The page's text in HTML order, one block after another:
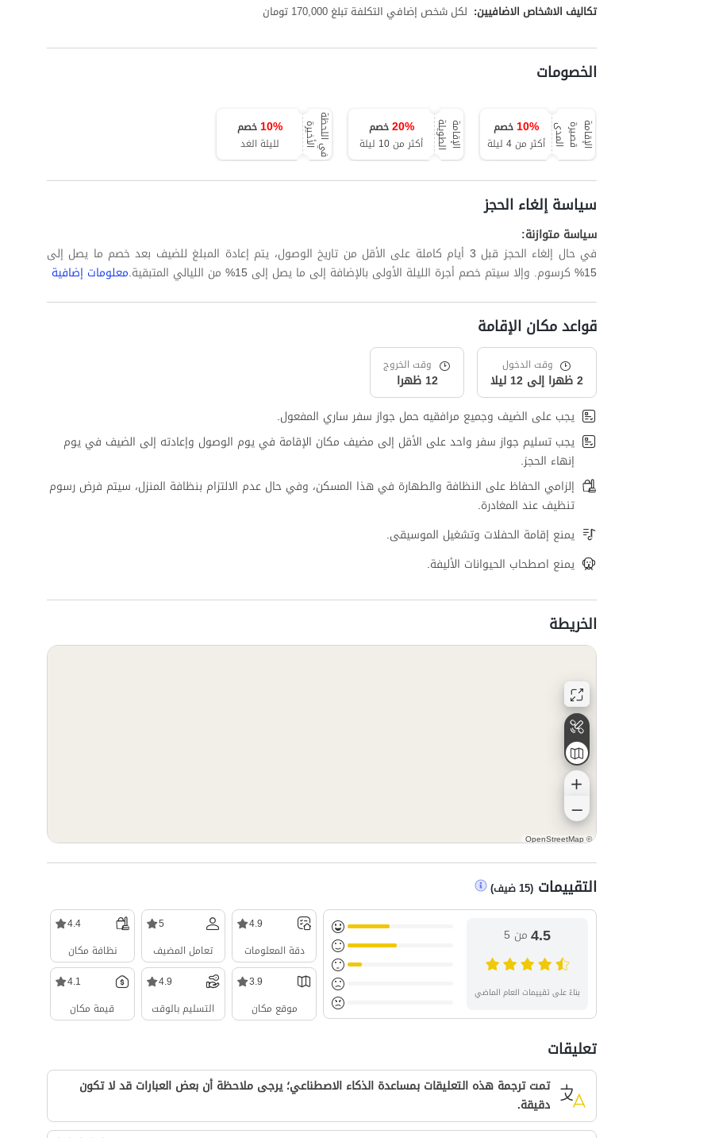
تكاليف الاشخاص الاضافيين: لكل شخص إضافي التكلفة تبلغ 170,000 تومان
الخصومات
ا
ل
إ
ق
ا
م
ة
ق
ص
ي
ر
ة
ا
ل
م
د ى 10%
خصم
أكثر من 4 ليلة
ا
ل
إ
ق
ا
م
ة
ا
ل
ط
و
ي
لة 20%
خصم
أكثر من 10 ليلة
ف
ي
ا
ل
ل
ح
ظ
ة
ا
ل
أ
خ
ي
رة 10%
خصم
لليلة الغد
سياسة إلغاء الحجز
سياسة متوازنة:
في حال إلغاء الحجز قبل 3 أيام كاملة على الأقل من تاريخ الوصول، يتم إعادة المبلغ للضيف بعد خصم ما يصل إلى
15% كرسوم. وإلا سيتم خصم أجرة الليلة الأولى بالإضافة إلى ما يصل إلى 15% من الليالي المتبقية.
معلومات إضافية
قواعد مكان الإقامة
وقت الدخول
2 ظهرا إلى 12 ليلا
وقت الخروج
12 ظهرا
يجب على الضيف وجميع مرافقيه حمل جواز سفر ساري المفعول.
يجب تسليم جواز سفر واحد على الأقل إلى مضيف مكان الإقامة في يوم الوصول وإعادته إلى الضيف في يوم
إنهاء الحجز.
إلزامي الحفاظ على النظافة والطهارة في هذا المسكن، وفي حال عدم الالتزام بنظافة المنزل، سيتم فرض رسوم
تنظيف عند المغادرة.
يمنع إقامة الحفلات وتشغيل الموسيقى.
يمنع اصطحاب الحيوانات الأليفة.
الخريطة
©
OpenStreetMap
التقييمات (
15ضيف)
4.5من 5
بناءً على تقييمات العام الماضي
4.9
دقة المعلومات
5
تعامل المضيف
4.4
نظافة مكان
3.9
موقع مكان
4.9
التسليم بالوقت
4.1
قيمة مكان
تعليقات
تمت ترجمة هذه التعليقات بمساعدة الذكاء الاصطناعي؛ يرجى ملاحظة أن بعض العبارات قد لا تكون
دقيقة.